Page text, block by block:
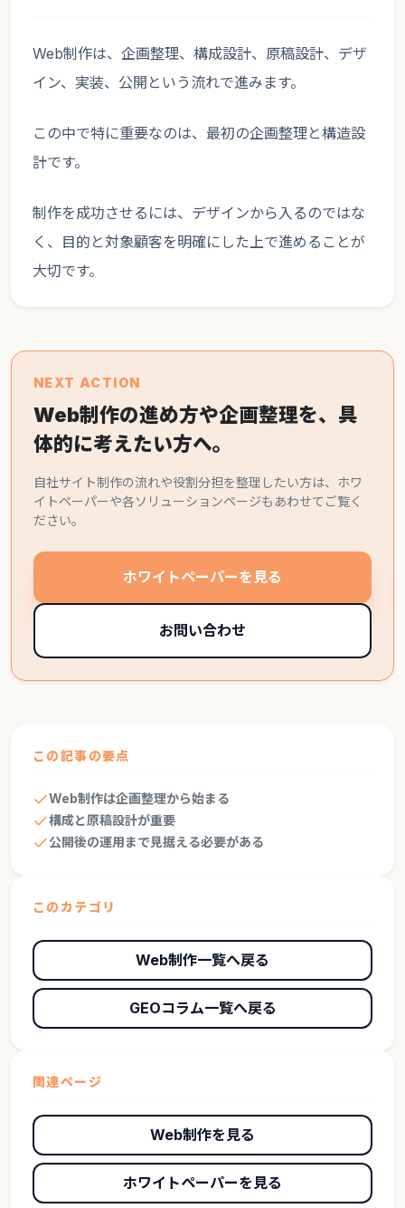
Web制作は、企画整理、構成設計、原稿設計、デザ
イン、実装、公開という流れで進みます。
この中で特に重要なのは、最初の企画整理と構造設
計です。
制作を成功させるには、デザインから入るのではな
く、目的と対象顧客を明確にした上で進めることが
大切です。
NEXT ACTION
Web制作の進め方や企画整理を、具
体的に考えたい方へ。
自社サイト制作の流れや役割分担を整理したい方は、ホワ
イトペーパーや各ソリューションページもあわせてご覧く
ださい。
ホワイトペーパーを見る
お問い合わせ
この記事の要点
Web制作は企画整理から始まる
構成と原稿設計が重要
公開後の運用まで見据える必要がある
このカテゴリ
Web制作一覧へ戻る
GEOコラム一覧へ戻る
関連ページ
Web制作を見る
ホワイトペーパーを見る